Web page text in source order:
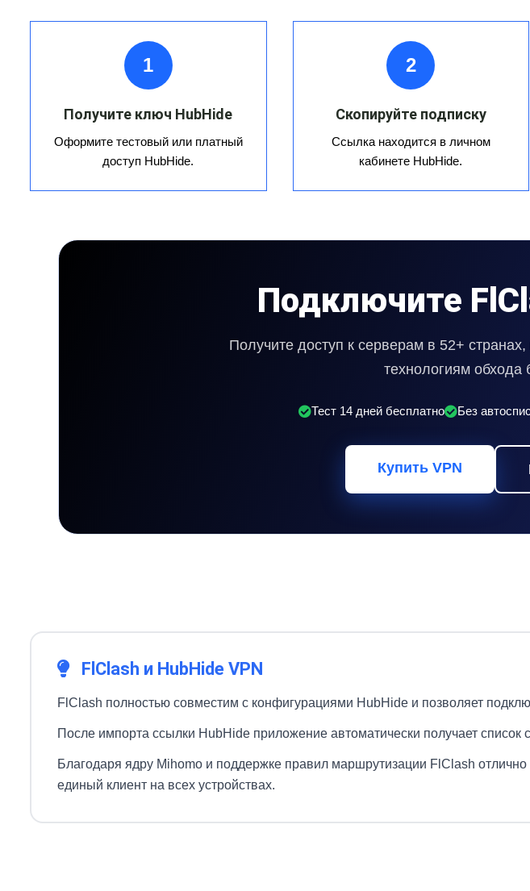
1
Получите ключ HubHide
Оформите тестовый или платный
доступ HubHide.
2
Скопируйте подписку
Ссылка находится в личном
кабинете HubHide.
Подключите
Получите доступ к серверам в 52+
технологиям обхода
Тест 14 дней бесплатно Без
Купить VPN
FlClash и HubHide VPN
FlClash полностью совместим с конфигурациями HubHide и позволяет
После импорта ссылки HubHide приложение автоматически получает
Благодаря ядру Mihomo и поддержке правил маршрутизации FlClash
единый клиент на всех устройствах.